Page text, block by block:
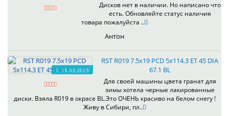
Дисков нет в наличии. Но написано что
есть. Обновляйте статус наличия
товара пожалуйста ..
Антон
15.03.2023
RST R019 7.5x19 PCD 5x114.3 ET 45 DIA
67.1 BL
Для своей машины цвета гранат для
зимы хотела черные лакированные
диски. Взяла R019 в окрасе BL.Это ОЧЕНЬ красиво на белом снегу !
Живу в Сибири, пл..